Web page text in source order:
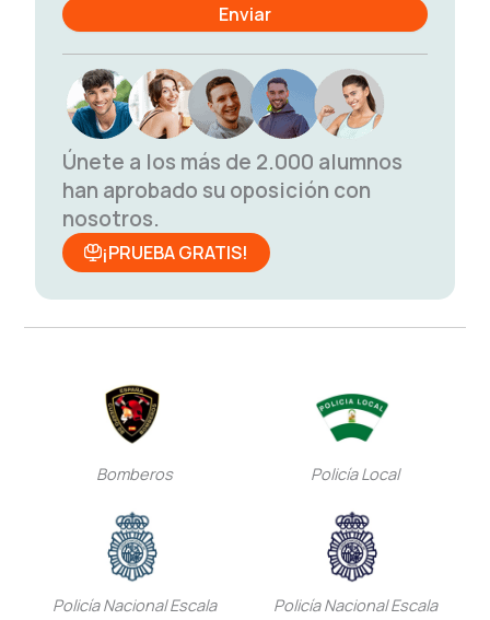
Únete a los más de 2.000 alumnos
han aprobado su oposición con
nosotros.
¡PRUEBA GRATIS!
Bomberos Policía Local
Policía Nacional Escala Policía Nacional Escala